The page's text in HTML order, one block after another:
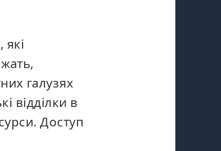
галузях
відділки в
Доступ